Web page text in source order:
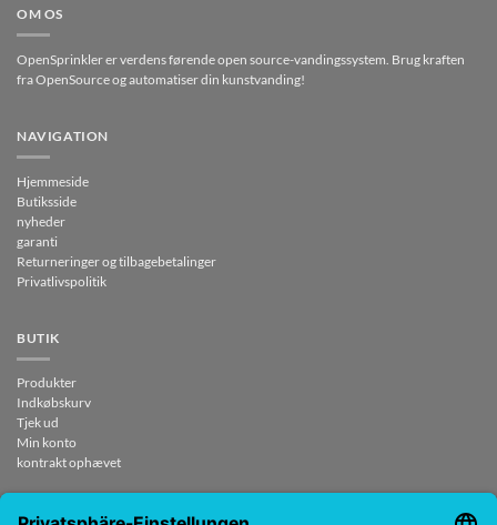
OM OS
OpenSprinkler er verdens førende open source-vandingssystem. Brug kraften
fra OpenSource og automatiser din kunstvanding!
NAVIGATION
Hjemmeside
Butiksside
nyheder
garanti
Returneringer og tilbagebetalinger
Privatlivspolitik
BUTIK
Produkter
Indkøbskurv
Tjek ud
Min konto
kontrakt ophævet
KONTAKTE